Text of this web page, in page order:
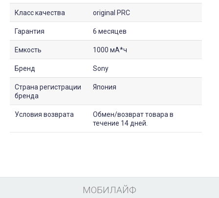
Класс качества original PRC
Гарантия 6 месяцев
Емкость 1000 мА*ч
Бренд Sony
Страна регистрации
бренда
Япония
Условия возврата
Обмен/возврат товара в
течение 14 дней.
МОБИЛАЙФ